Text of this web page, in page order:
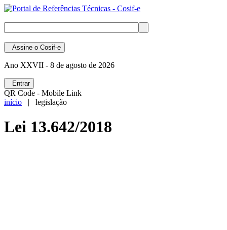
Assine o Cosif-e
Ano XXVII - 8 de agosto de 2026
Entrar
QR Code - Mobile Link
início | legislação
Lei 13.642/2018